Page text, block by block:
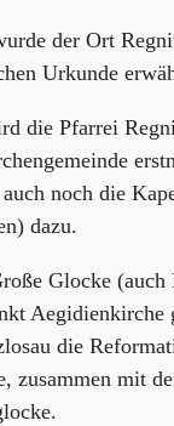
der Ort
Urkunde
die Pfarrei
noch die
dazu.
Glocke (auch
Aegidienkirche
die
zusammen mit